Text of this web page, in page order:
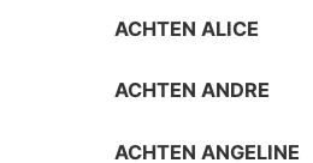
ACHTEN ALICE
ACHTEN ANDRE
ACHTEN ANGELINE